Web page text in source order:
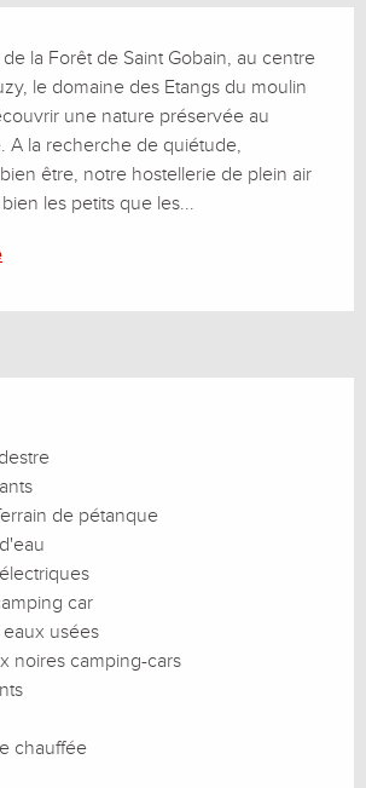
de la Forêt de Saint Gobain, au centre
le domaine des Etangs du moulin
une nature préservée au
A la recherche de quiétude,
être, notre hostellerie de plein air
les petits que les...
de pétanque
car
usées
noires camping-cars
chauffée